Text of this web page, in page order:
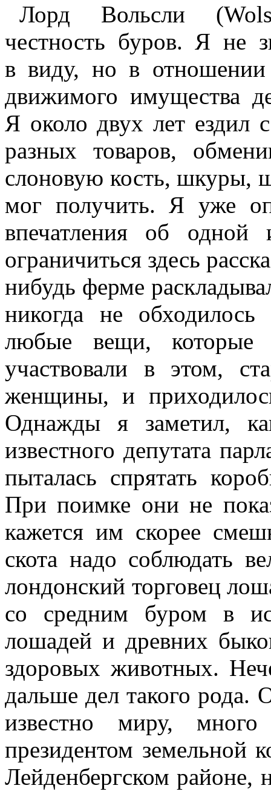
Лорд Вольсли (
честность буров. Я не
в виду, но в
движимого имущества
Я около двух лет ездил
разных товаров,
слоновую кость, шкуры,
мог получить. Я уже
впечатления об
ограничиться здесь
нибудь ферме
никогда не
любые вещи, которые
участвовали в этом,
женщины, и
Однажды я заметил,
известного депутата
пыталась спрятать
При поимке они не
кажется им скорее
скота надо соблюдать
лондонский торговец
со средним буром в
лошадей и древних
здоровых животных.
дальше дел такого
известно миру,
президентом земельной
Лейденбергском районе,